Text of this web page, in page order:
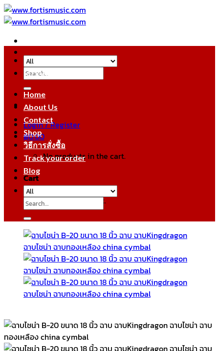
Skip
to
Search
for:
Login / Register
฿0.00
No products in the cart.
Cart
No products in the cart.
หมวดหมู่สินค้า
Home
About Us
Contact
Shop
วิธีการสั่งซื้อ
Track your order
Blog
Search
for: